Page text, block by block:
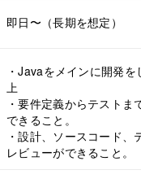
即日〜（長期を想定）
・Javaをメインに開発
上
・要件定義からテストま
できること。
・設計、ソースコード、
レビューができること。